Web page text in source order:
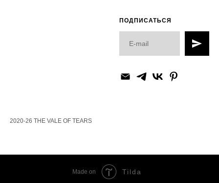
ПОДПИСАТЬСЯ
2020-26 THE VALE OF TEARS
Made on Tilda